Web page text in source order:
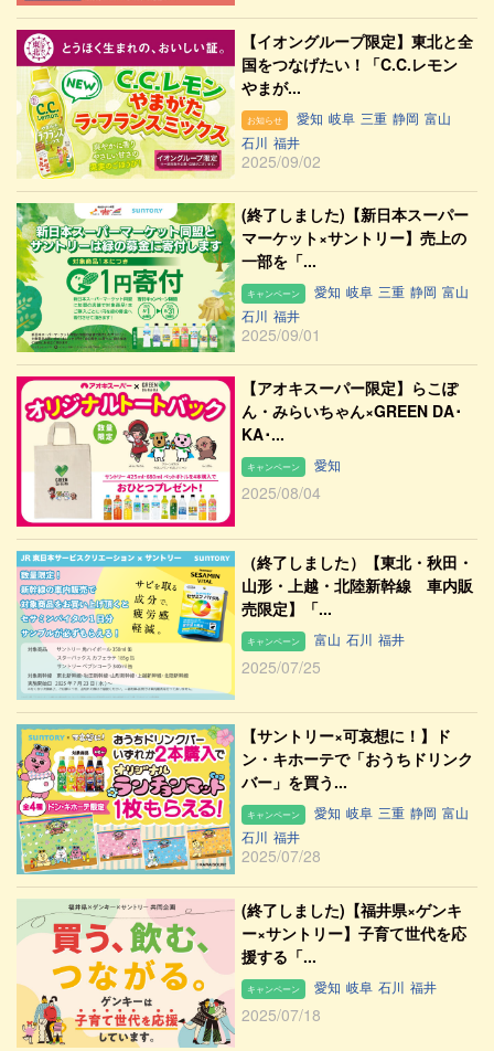
【イオングループ限定】東北と全
国をつなげたい！「C.C.レモン
やまが...
お知らせ 愛知 岐阜 三重 静岡 富山
石川 福井
2025/09/02
(終了しました)【新日本スーパー
マーケット×サントリー】売上の
一部を「...
キャンペーン 愛知 岐阜 三重 静岡 富山
石川 福井
2025/09/01
【アオキスーパー限定】らこぽ
ん・みらいちゃん×GREEN DA･
KA･...
キャンペーン 愛知
2025/08/04
（終了しました）【東北・秋田・
山形・上越・北陸新幹線 車内販
売限定】「...
キャンペーン 富山 石川 福井
2025/07/25
【サントリー×可哀想に！】ド
ン・キホーテで「おうちドリンク
バー」を買う...
キャンペーン 愛知 岐阜 三重 静岡 富山
石川 福井
2025/07/28
(終了しました)【福井県×ゲンキ
ー×サントリー】子育て世代を応
援する「...
キャンペーン 愛知 岐阜 石川 福井
2025/07/18